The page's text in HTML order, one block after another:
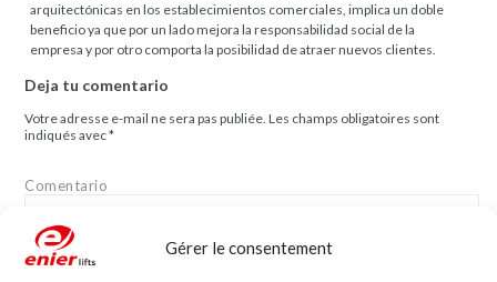
Gérer le consentement
arquitectónicas en los establecimientos comerciales, implica un doble
beneficio ya que por un lado mejora la responsabilidad social de la
empresa y por otro comporta la posibilidad de atraer nuevos clientes.
Deja tu comentario
Votre adresse e-mail ne sera pas publiée. Les champs obligatoires sont
indiqués avec*
Comentario